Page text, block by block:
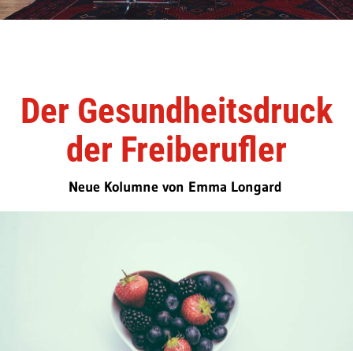
Der Gesundheitsdruck
der Freiberufler
Neue Kolumne von Emma Longard